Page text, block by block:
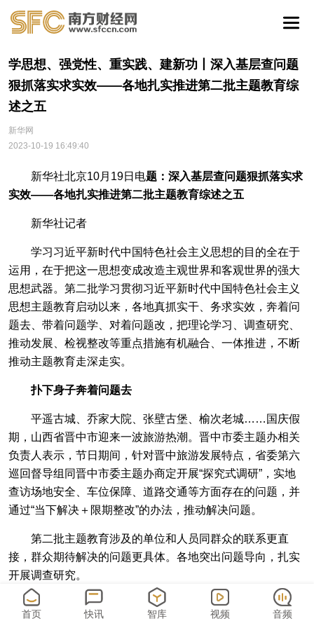
学思想、强党性、重实践、建新功丨深入基层查问题
狠抓落实求实效——各地扎实推进第二批主题教育综
述之五
新华网
2023-10-19 16:49:40
新华社北京10月19日电题：深入基层查问题狠抓落实求
实效——各地扎实推进第二批主题教育综述之五
新华社记者
学习习近平新时代中国特色社会主义思想的目的全在于
运用，在于把这一思想变成改造主观世界和客观世界的强大
思想武器。第二批学习贯彻习近平新时代中国特色社会主义
思想主题教育启动以来，各地真抓实干、务求实效，奔着问
题去、带着问题学、对着问题改，把理论学习、调查研究、
推动发展、检视整改等重点措施有机融合、一体推进，不断
推动主题教育走深走实。
扑下身子奔着问题去
平遥古城、乔家大院、张壁古堡、榆次老城……国庆假
期，山西省晋中市迎来一波旅游热潮。晋中市委主题办相关
负责人表示，节日期间，针对晋中旅游发展特点，省委第六
巡回督导组同晋中市委主题办商定开展“探究式调研”，实地
查访场地安全、车位保障、道路交通等方面存在的问题，并
通过“当下解决＋限期整改”的办法，推动解决问题。
第二批主题教育涉及的单位和人员同群众的联系更直
接，群众期待解决的问题更具体。各地突出问题导向，扎实
开展调查研究。
在山西，太原市以信息化统筹调研工作，在市政府OA系
统中增加调研统筹模块，避免多头调研、扎堆调研、重复调
首页 快讯 智库 视频 音频